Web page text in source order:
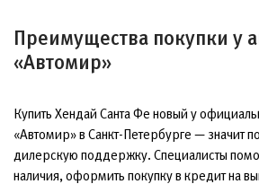
Преимущества покупки у
«Автомир»
Купить Хендай Санта Фе новый у
«Автомир» в Санкт-Петербурге — значит
дилерскую поддержку. Специалисты
наличия, оформить покупку в кредит на